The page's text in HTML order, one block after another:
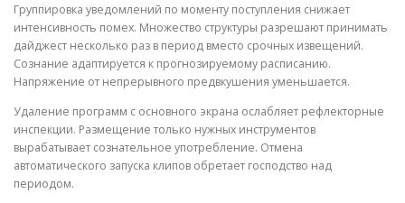
Группировка уведомлений по моменту поступления снижает
интенсивность помех. Множество структуры разрешают принимать
дайджест несколько раз в период вместо срочных извещений.
Сознание адаптируется к прогнозируемому расписанию.
Напряжение от непрерывного предвкушения уменьшается.
Удаление программ с основного экрана ослабляет рефлекторные
инспекции. Размещение только нужных инструментов
вырабатывает сознательное употребление. Отмена
автоматического запуска клипов обретает господство над
периодом.